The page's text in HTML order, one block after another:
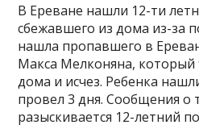
В Ереване нашли 12-ти
сбежавшего из дома из-за
нашла пропавшего в
Макса Мелконяна, который
дома и исчез. Ребенка
провел 3 дня. Сообщения о
разыскивается 12-летний